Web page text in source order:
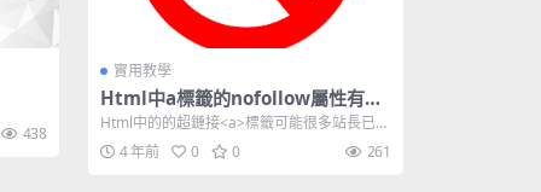
438
實用教學
Html中a標籤的nofollow屬性有什
麼作用？
Html中的的超鏈接<a>標籤可能很多站長已經
熟悉， 但你知道標籤中...
4 年前 0 0 261